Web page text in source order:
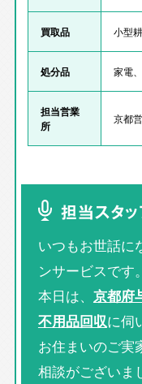
買取品 小型
処分品 家電
担当営業
所
京都
担当スタ
いつもお世話に
ンサービスです。
本日は、 京都府
不用品回収に伺
お住まいのご実
相談がございま